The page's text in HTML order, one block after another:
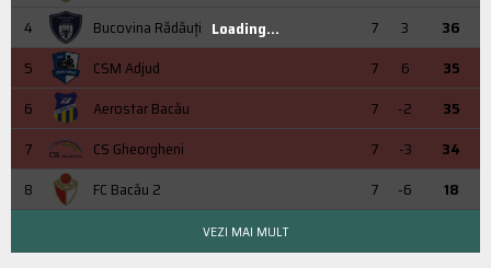
4
Bucovina Rădăuți 7 3
36
5
CSM Adjud 7 6
35
6
Aerostar Bacău 7 -2
35
7
CS Gheorgheni 7 -3
34
8
FC Bacău 2 7 -6 18
Loading...
VEZI MAI MULT